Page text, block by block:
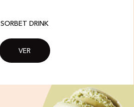
SORBET DRINK
VER